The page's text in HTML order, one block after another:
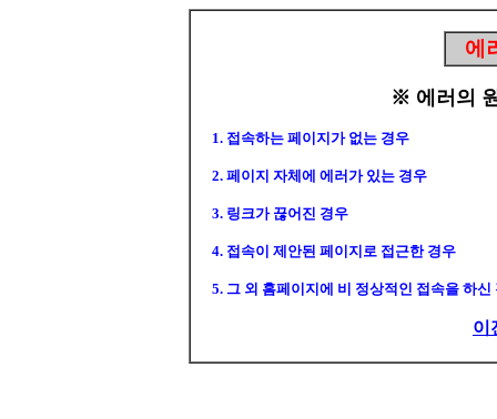
에
※ 에러의
1. 접속하는 페이지가 없는 경우
2. 페이지 자체에 에러가 있는 경우
3. 링크가 끊어진 경우
4. 접속이 제안된 페이지로 접근한 경우
5. 그 외 홈페이지에 비 정상적인 접속을 하신
이